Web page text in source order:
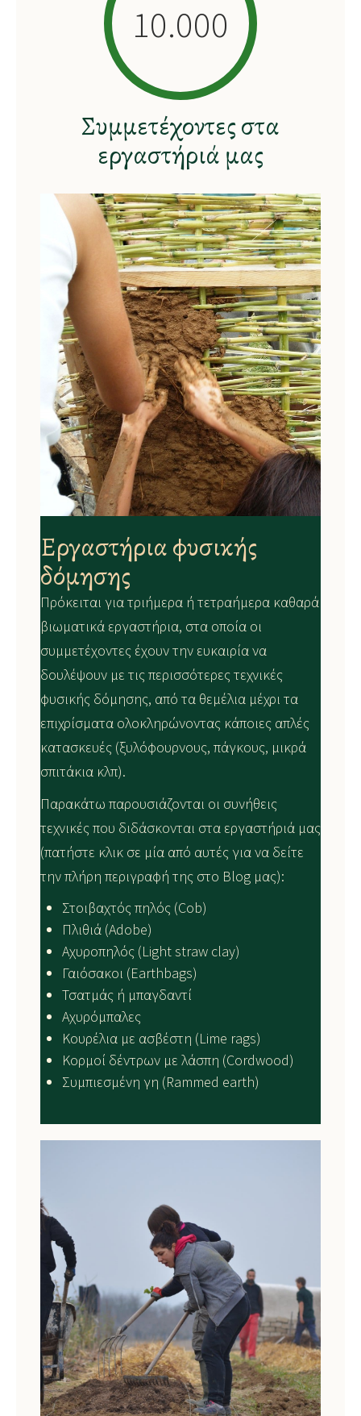
10.000
Συμμετέχοντες στα
εργαστήριά μας
Εργαστήρια φυσικής
δόμησης
Πρόκειται για τριήμερα ή τετραήμερα καθαρά
βιωματικά εργαστήρια, στα οποία οι
συμμετέχοντες έχουν την ευκαιρία να
δουλέψουν με τις περισσότερες τεχνικές
φυσικής δόμησης, από τα θεμέλια μέχρι τα
επιχρίσματα ολοκληρώνοντας κάποιες απλές
κατασκευές (ξυλόφουρνους, πάγκους, μικρά
σπιτάκια κλπ).
Παρακάτω παρουσιάζονται οι συνήθεις
τεχνικές που διδάσκονται στα εργαστήριά μας
(πατήστε κλικ σε μία από αυτές για να δείτε
την πλήρη περιγραφή της στο Blog μας):
Στοιβαχτός πηλός (Cob)
Πλιθιά (Adobe)
Αχυροπηλός (Light straw clay)
Γαιόσακοι (Earthbags)
Τσατμάς ή μπαγδαντί
Αχυρόμπαλες
Κουρέλια με ασβέστη (Lime rags)
Κορμοί δέντρων με λάσπη (Cordwood)
Συμπιεσμένη γη (Rammed earth)